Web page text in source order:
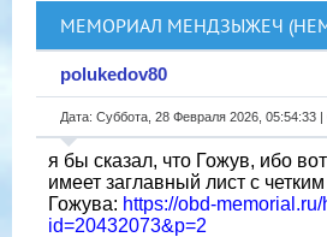
МЕМОРИАЛ МЕНДЗЫЖЕЧ (НЕМ.
polukedov80
Дата: Суббота, 28 Февраля 2026, 05:54:33
я бы сказал, что Гожув, ибо
имеет заглавный лист с
Гожува: https://obd-
id=20432073&p=2